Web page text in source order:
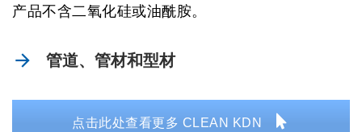
产品不含二氧化硅或油酰胺。
管道、管材和型材
点击此处查看更多 CLEAN KDN